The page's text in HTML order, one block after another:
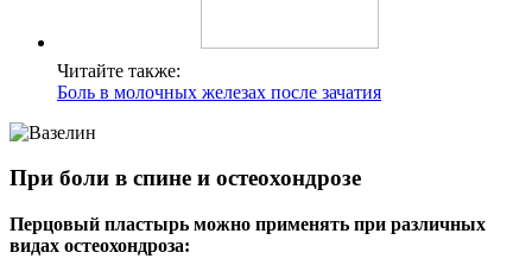
Читайте также:
Боль в молочных железах после зачатия
При боли в спине и остеохондрозе
Перцовый пластырь можно применять при различных
видах остеохондроза: